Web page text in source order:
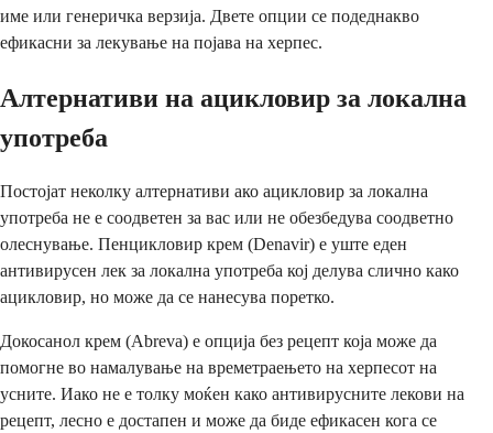
име или генеричка верзија. Двете опции се подеднакво
ефикасни за лекување на појава на херпес.
Алтернативи на ацикловир за локална
употреба
Постојат неколку алтернативи ако ацикловир за локална
употреба не е соодветен за вас или не обезбедува соодветно
олеснување. Пенцикловир крем (Denavir) е уште еден
антивирусен лек за локална употреба кој делува слично како
ацикловир, но може да се нанесува поретко.
Докосанол крем (Abreva) е опција без рецепт која може да
помогне во намалување на времетраењето на херпесот на
усните. Иако не е толку моќен како антивирусните лекови на
рецепт, лесно е достапен и може да биде ефикасен кога се